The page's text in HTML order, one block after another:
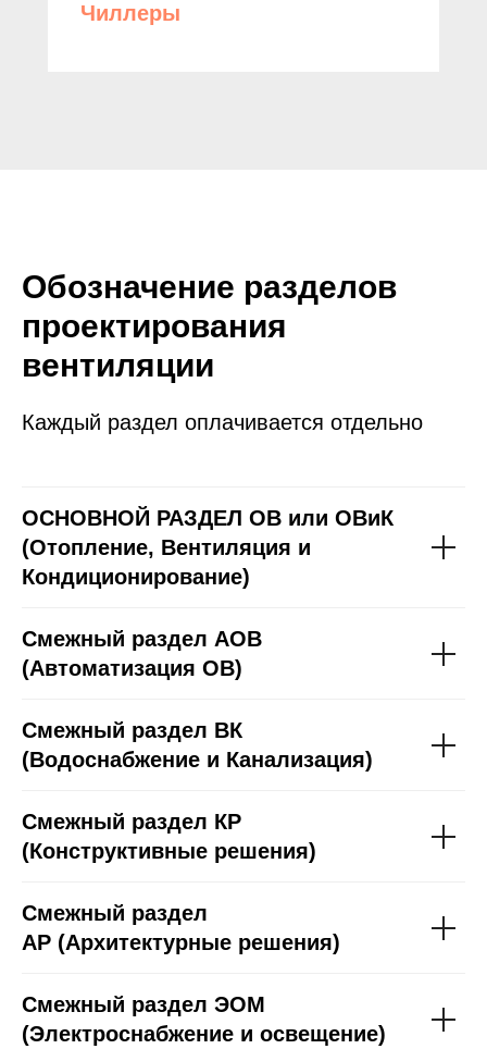
Чиллеры
Обозначение разделов
проектирования
вентиляции
Каждый раздел оплачивается отдельно
ОСНОВНОЙ РАЗДЕЛ ОВ или ОВиК
(Отопление, Вентиляция и
Кондиционирование)
Смежный раздел АОВ
(Автоматизация ОВ)
Смежный раздел ВК
(Водоснабжение и Канализация)
Смежный раздел КР
(Конструктивные решения)
Смежный раздел
АР (Архитектурные решения)
Смежный раздел ЭОМ
(Электроснабжение и освещение)